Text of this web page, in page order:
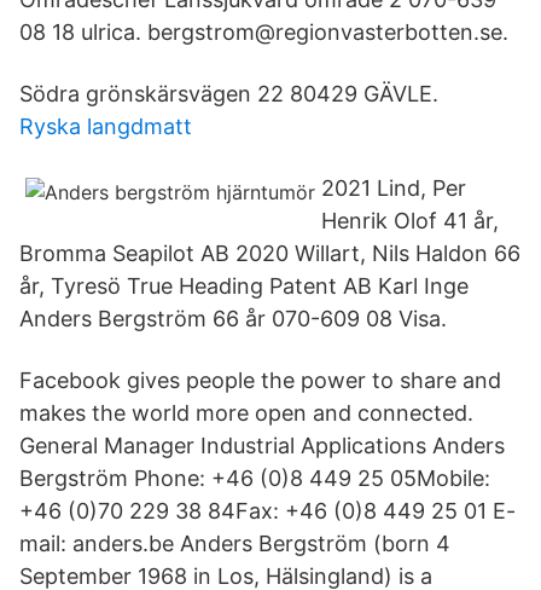
08 18 ulrica. bergstrom@regionvasterbotten.se.
Södra grönskärsvägen 22 80429 GÄVLE.
Ryska langdmatt
2021 Lind, Per
Henrik Olof 41 år,
Bromma Seapilot AB 2020 Willart, Nils Haldon 66
år, Tyresö True Heading Patent AB Karl Inge
Anders Bergström 66 år 070-609 08 Visa.
Facebook gives people the power to share and
makes the world more open and connected.
General Manager Industrial Applications Anders
Bergström Phone: +46 (0)8 449 25 05Mobile:
+46 (0)70 229 38 84Fax: +46 (0)8 449 25 01 E-
mail: anders.be Anders Bergström (born 4
September 1968 in Los, Hälsingland) is a